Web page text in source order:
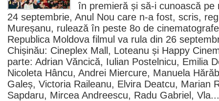
în premieră și să-i cunoască pe
24 septembrie, Anul Nou care n-a fost, scris,
Mureșanu, rulează în peste 8o de cinematografe
Republica Moldova filmul va rula din 26
Chișinău: Cineplex Mall, Loteanu și Happy
parte: Adrian Văncică, Iulian Postelnicu, Emilia
Nicoleta Hâncu, Andrei Miercure, Manuela
Galeș, Victoria Raileanu, Elvira Deatcu, Marian
Sapdaru, Mircea Andreescu, Radu Gabriel ,